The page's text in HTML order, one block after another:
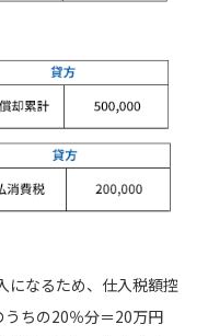
になるため、仕入税額控
ちの20％分＝20万円